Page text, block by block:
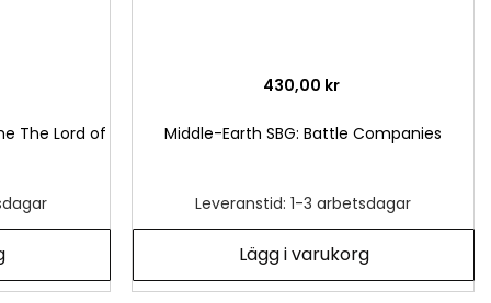
The Lord of
430,00 kr
Middle-Earth SBG: Battle Companies
Leveranstid: 1-3 arbetsdagar
Lägg i varukorg